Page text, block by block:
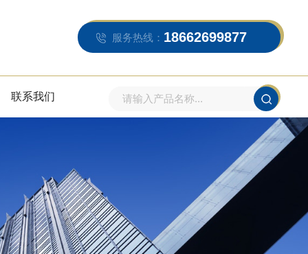
服务热线： 18662699877
联系我们